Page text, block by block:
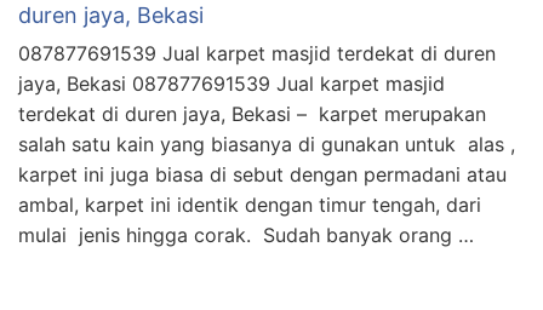
duren jaya, Bekasi
087877691539 Jual karpet masjid terdekat di duren
jaya, Bekasi 087877691539 Jual karpet masjid
terdekat di duren jaya, Bekasi – karpet merupakan
salah satu kain yang biasanya di gunakan untuk alas ,
karpet ini juga biasa di sebut dengan permadani atau
ambal, karpet ini identik dengan timur tengah, dari
mulai jenis hingga corak. Sudah banyak orang …